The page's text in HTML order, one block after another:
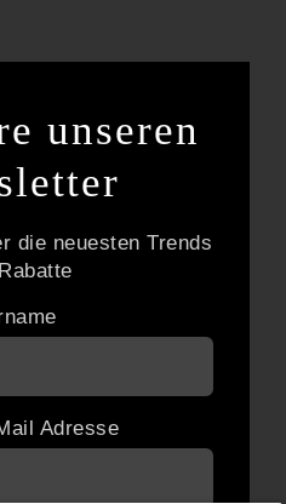
unseren
die neuesten Trends
Adresse